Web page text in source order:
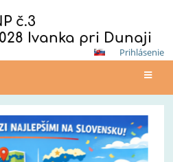
č.3
Ivanka pri Dunaji
Prihlásenie